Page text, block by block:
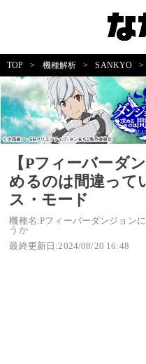
TOP > 機種解析 > SANKYO >
【Pフィーバーダ
めるのは間違って
ス・モード
機種名:Pフィーバーダンジョン
うか
最終更新日:2024/08/20 16:48